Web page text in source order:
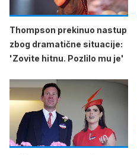
Thompson prekinuo nastup
zbog dramatične situacije:
'Zovite hitnu. Pozlilo mu je'